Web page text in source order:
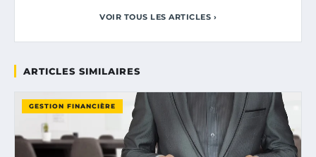
VOIR TOUS LES ARTICLES ›
ARTICLES SIMILAIRES
GESTION FINANCIÈRE